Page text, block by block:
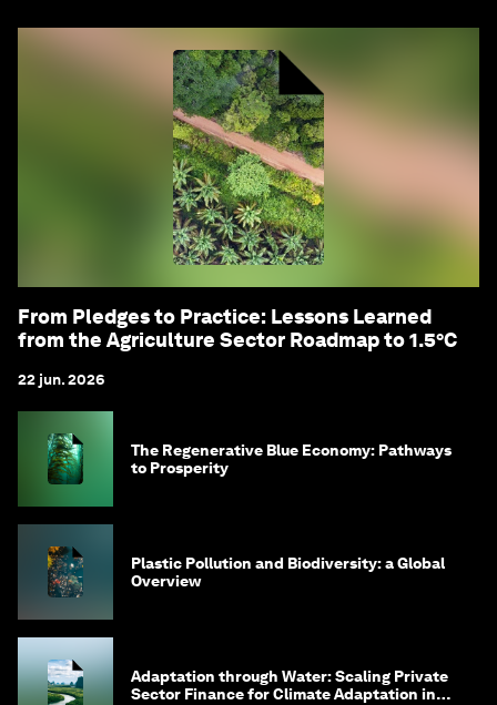
From Pledges to Practice: Lessons Learned
from the Agriculture Sector Roadmap to 1.5°C
22 jun. 2026
The Regenerative Blue Economy: Pathways
to Prosperity
Plastic Pollution and Biodiversity: a Global
Overview
Adaptation through Water: Scaling Private
Sector Finance for Climate Adaptation in